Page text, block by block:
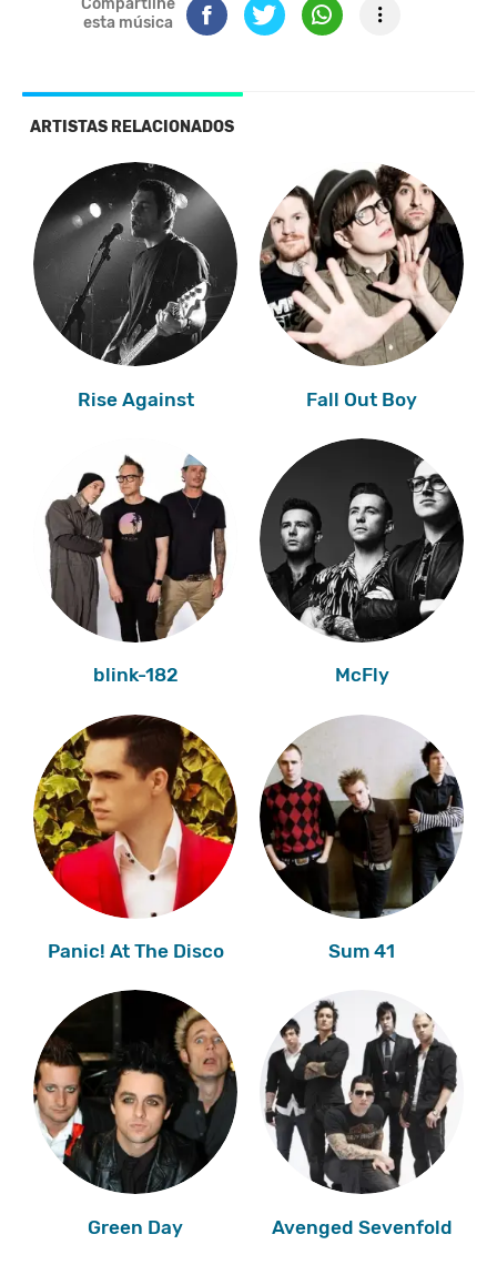
Compartilhe
esta música
ARTISTAS RELACIONADOS
Rise Against Fall Out Boy
blink-182 McFly
Panic! At The Disco Sum 41
Green Day Avenged Sevenfold